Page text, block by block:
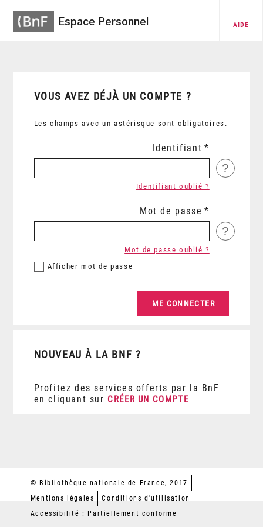
Espace Personnel AIDE
VOUS AVEZ DÉJÀ UN COMPTE ?
Les champs avec un astérisque sont obligatoires.
Identifiant
?
Identifiant oublié ?
Mot de passe
?
Afficher mot de passe
Mot de passe oublié ?
NOUVEAU À LA BNF ?
Profitez des services offerts par la BnF
en cliquant sur CRÉER UN COMPTE
© Bibliothèque nationale de France, 2017
Mentions légales
Conditions d'utilisation
Accessibilité : Partiellement conforme